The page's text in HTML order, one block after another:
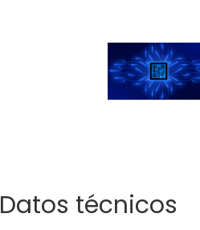
Datos técnicos